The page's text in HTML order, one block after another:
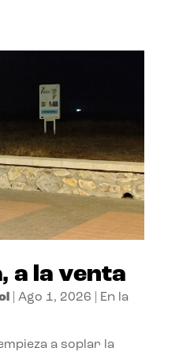
a la venta
| Ago 1, 2026
En la
a soplar la